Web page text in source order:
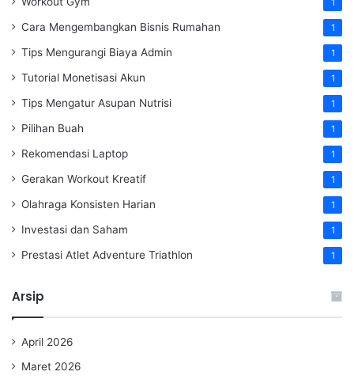
1
Cara Mengembangkan Bisnis Rumahan 1
Tips Mengurangi Biaya Admin 1
Tutorial Monetisasi Akun 1
Tips Mengatur Asupan Nutrisi 1
Pilihan Buah 1
Rekomendasi Laptop 1
Gerakan Workout Kreatif 1
Olahraga Konsisten Harian 1
Investasi dan Saham 1
Prestasi Atlet Adventure Triathlon 1
Arsip
April 2026
Maret 2026